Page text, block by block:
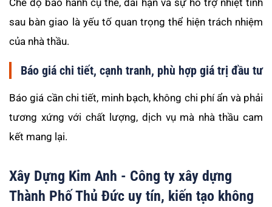
Chế độ bảo hành cụ thể, dài hạn và sự hỗ trợ nhiệt tình
sau bàn giao là yếu tố quan trọng thể hiện trách nhiệm
của nhà thầu.
Báo giá chi tiết, cạnh tranh, phù hợp giá trị đầu tư
Báo giá cần chi tiết, minh bạch, không chi phí ẩn và phải
tương xứng với chất lượng, dịch vụ mà nhà thầu cam
kết mang lại.
Xây Dựng Kim Anh - Công ty xây dựng
Thành Phố Thủ Đức uy tín, kiến tạo không